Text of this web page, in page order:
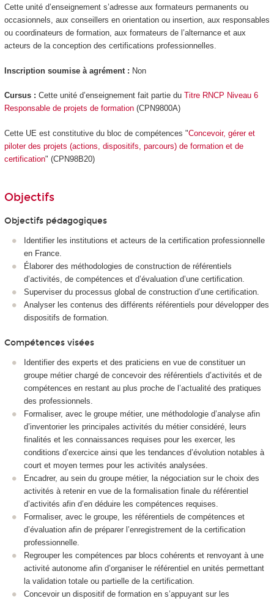
Cette unité d’enseignement s’adresse aux formateurs permanents ou
occasionnels, aux conseillers en orientation ou insertion, aux responsables
ou coordinateurs de formation, aux formateurs de l’alternance et aux
acteurs de la conception des certifications professionnelles.
Inscription soumise à agrément : Non
Cursus : Cette unité d’enseignement fait partie du Titre RNCP Niveau 6
Responsable de projets de formation(CPN9800A)
Cette UE est constitutive du bloc de compétences "Concevoir, gérer et
piloter des projets (actions, dispositifs, parcours) de formation et de
certification" (CPN98B20)
Objectifs
Objectifs pédagogiques
Identifier les institutions et acteurs de la certification professionnelle
en France.
Élaborer des méthodologies de construction de référentiels
d’activités, de compétences et d’évaluation d’une certification.
Superviser du processus global de construction d’une certification.
Analyser les contenus des différents référentiels pour développer des
dispositifs de formation.
Compétences visées
Identifier des experts et des praticiens en vue de constituer un
groupe métier chargé de concevoir des référentiels d’activités et de
compétences en restant au plus proche de l’actualité des pratiques
des professionnels.
Formaliser, avec le groupe métier, une méthodologie d’analyse afin
d’inventorier les principales activités du métier considéré, leurs
finalités et les connaissances requises pour les exercer, les
conditions d’exercice ainsi que les tendances d’évolution notables à
court et moyen termes pour les activités analysées.
Encadrer, au sein du groupe métier, la négociation sur le choix des
activités à retenir en vue de la formalisation finale du référentiel
d’activités afin d’en déduire les compétences requises.
Formaliser, avec le groupe, les référentiels de compétences et
d’évaluation afin de préparer l’enregistrement de la certification
professionnelle.
Regrouper les compétences par blocs cohérents et renvoyant à une
activité autonome afin d’organiser le référentiel en unités permettant
la validation totale ou partielle de la certification.
Concevoir un dispositif de formation en s’appuyant sur les